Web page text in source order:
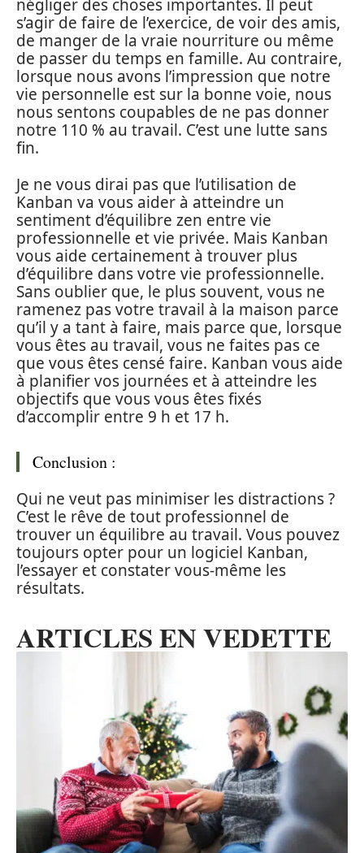
négliger des choses importantes. Il peut
s’agir de faire de l’exercice, de voir des amis,
de manger de la vraie nourriture ou même
de passer du temps en famille. Au contraire,
lorsque nous avons l’impression que notre
vie personnelle est sur la bonne voie, nous
nous sentons coupables de ne pas donner
notre 110 % au travail. C’est une lutte sans
fin.
Je ne vous dirai pas que l’utilisation de
Kanban va vous aider à atteindre un
sentiment d’équilibre zen entre vie
professionnelle et vie privée. Mais Kanban
vous aide certainement à trouver plus
d’équilibre dans votre vie professionnelle.
Sans oublier que, le plus souvent, vous ne
ramenez pas votre travail à la maison parce
qu’il y a tant à faire, mais parce que, lorsque
vous êtes au travail, vous ne faites pas ce
que vous êtes censé faire. Kanban vous aide
à planifier vos journées et à atteindre les
objectifs que vous vous êtes fixés
d’accomplir entre 9 h et 17 h.
Conclusion :
Qui ne veut pas minimiser les distractions ?
C’est le rêve de tout professionnel de
trouver un équilibre au travail. Vous pouvez
toujours opter pour un logiciel Kanban,
l’essayer et constater vous-même les
résultats.
ARTICLES EN VEDETTE